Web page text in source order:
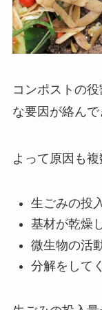
コンポストの
な要因が絡んで
よって原因も複
生ごみの投
基材が乾燥
微生物の活
分解をして